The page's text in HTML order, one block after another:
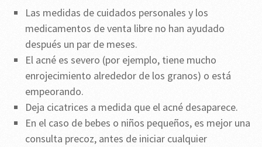
Las medidas de cuidados personales y los
medicamentos de venta libre no han ayudado
después un par de meses.
El acné es severo (por ejemplo, tiene mucho
enrojecimiento alrededor de los granos) o está
empeorando.
Deja cicatrices a medida que el acné desaparece.
En el caso de bebes o niños pequeños, es mejor una
consulta precoz, antes de iniciar cualquier